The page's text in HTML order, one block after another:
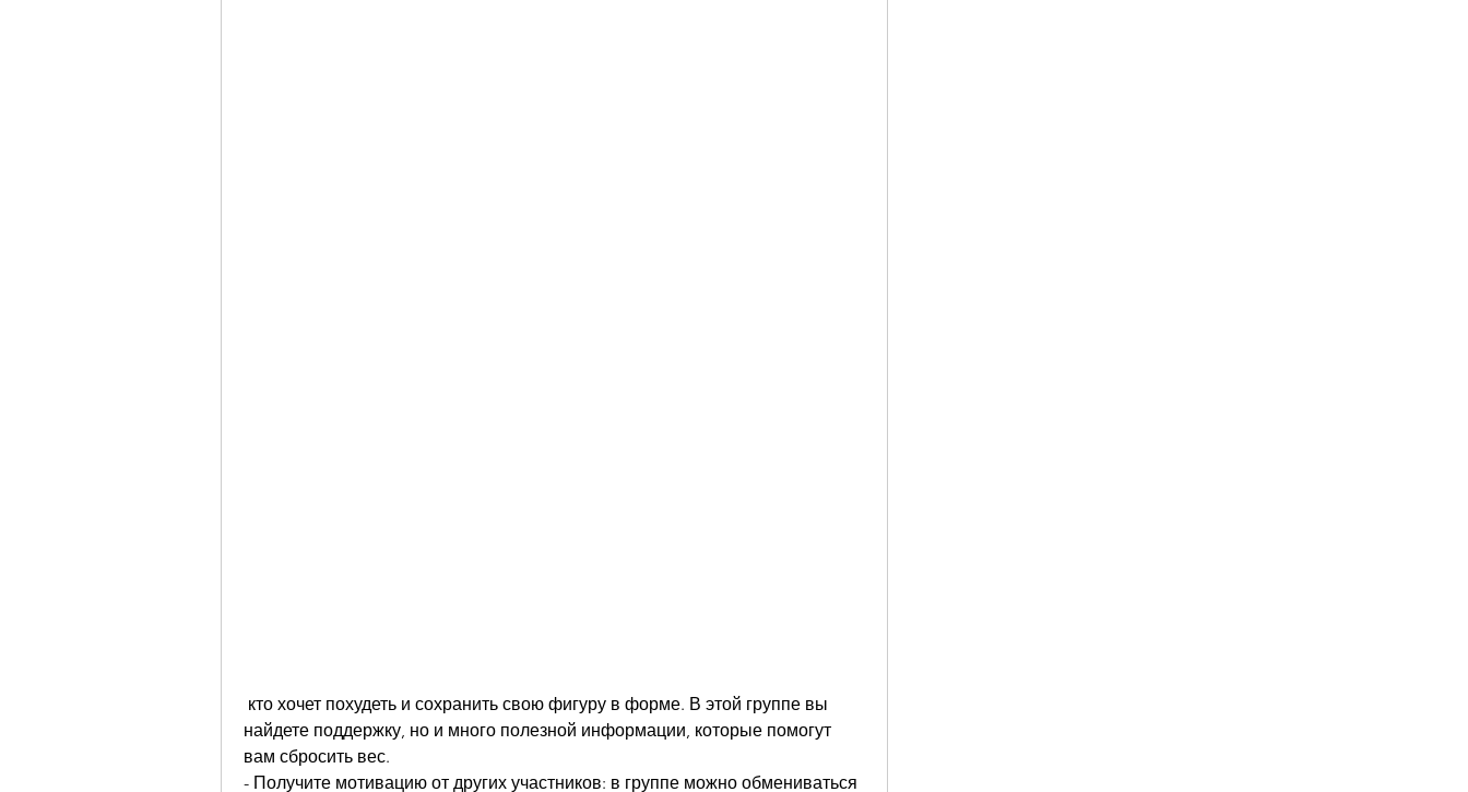
найдете поддержку, но и много полезной информации, которые помогут
вам сбросить вес.
- Получите мотивацию от других участников: в группе можно обмениваться